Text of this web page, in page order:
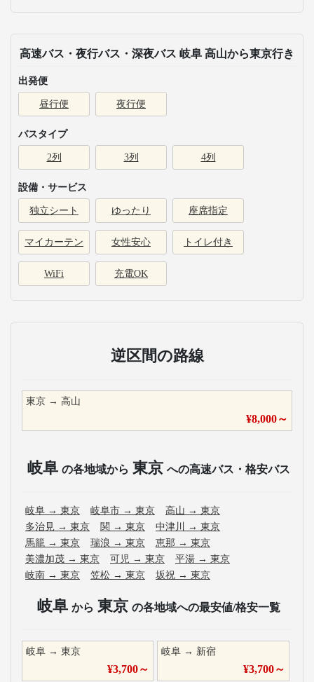
高速バス・夜行バス・深夜バス 岐阜 高山から東京行き
出発便
昼行便 夜行便
バスタイプ
2列 3列 4列
設備・サービス
独立シート ゆったり 座席指定
マイカーテン 女性安心 トイレ付き
WiFi 充電OK
逆区間の路線
東京 → 高山
¥8,000～
岐阜 の各地域から 東京 への高速バス・格安バス
岐阜 → 東京 岐阜市 → 東京 高山 → 東京
多治見 → 東京 関 → 東京 中津川 → 東京
馬籠 → 東京 瑞浪 → 東京 恵那 → 東京
美濃加茂 → 東京 可児 → 東京 平湯 → 東京
岐南 → 東京 笠松 → 東京 坂祝 → 東京
岐阜 から 東京 の各地域への最安値/格安一覧
岐阜 → 東京
¥3,700～
岐阜 → 新宿
¥3,700～